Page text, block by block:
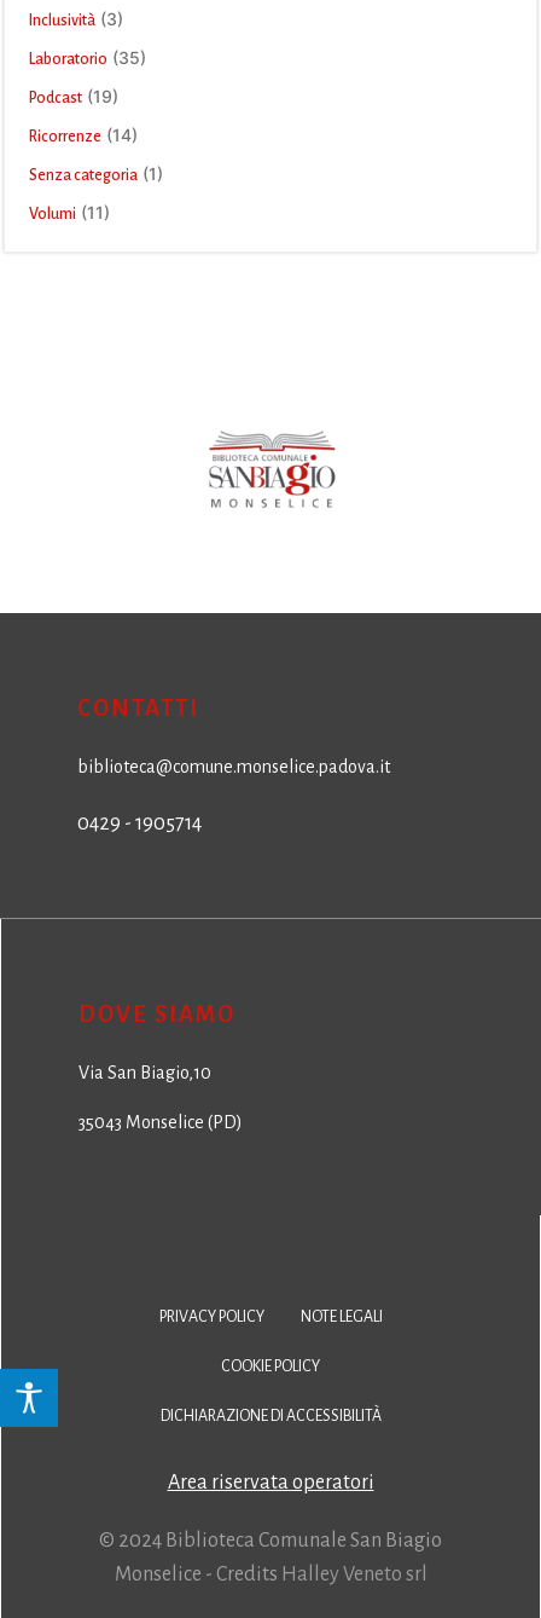
Inclusività (3)
Laboratorio (35)
Podcast (19)
Ricorrenze (14)
Senza categoria (1)
Volumi (11)
CONTATTI
biblioteca@comune.monselice.padova.it
0429 - 1905714
DOVE SIAMO
Via San Biagio,10
35043 Monselice (PD)
PRIVACY POLICY NOTE LEGALI
COOKIE POLICY
DICHIARAZIONE DI ACCESSIBILITÀ
Area riservata operatori
© 2024 Biblioteca Comunale San Biagio
Monselice - Credits Halley Veneto srl